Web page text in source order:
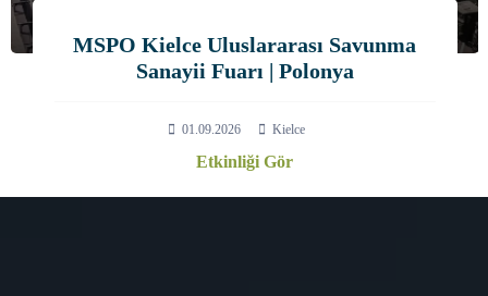
ADAS Manila 2026 | Asya Savunma Ve
Güvenlik Fuarı
02.09.2026 Manila
Etkinliği Gör